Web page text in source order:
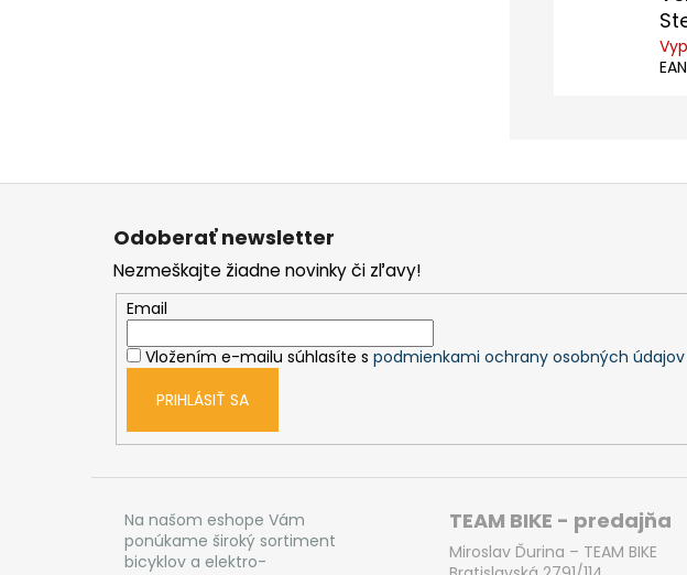
Z
Odoberať newsletter
Nezmeškajte žiadne novinky či zľavy!
Email
Vložením e-mailu súhlasíte s podmienkami ochrany osobných údajov
PRIHLÁSIŤ SA
Na našom eshope Vám
ponúkame široký sortiment
bicyklov a elektro-
TEAM BIKE - predajňa
Miroslav Ďurina – TEAM BIKE